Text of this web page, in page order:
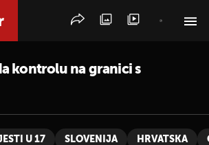
kontrolu na granici s
U 17 SLOVENIJA HRVATSKA